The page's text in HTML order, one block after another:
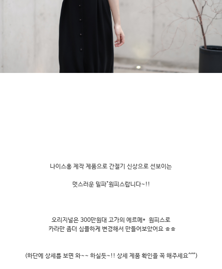
나이스홍 제작 제품으로 간절기 신상으로 선보이는
멋스러운 밀파"원피스랍니다~!!
오리지널은 300만원대 고가의 에르메* 원피스로
카라만 좀더 심플하게 변경해서 만들어보았어요 ㅎㅎ
(하단에 상세를 보면 와~~ 하실듯~!! 상세 제품 확인을 꼭 해주세요^^")